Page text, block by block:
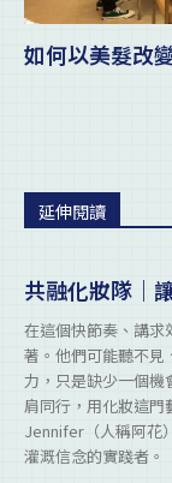
如何以美髮改
延伸閱讀
共融化妝隊｜
在這個快節奏、講求
著。他們可能聽不見
力，只是缺少一個機
肩同行，用化妝這門
Jennifer（人稱阿花
灌溉信念的實踐者。